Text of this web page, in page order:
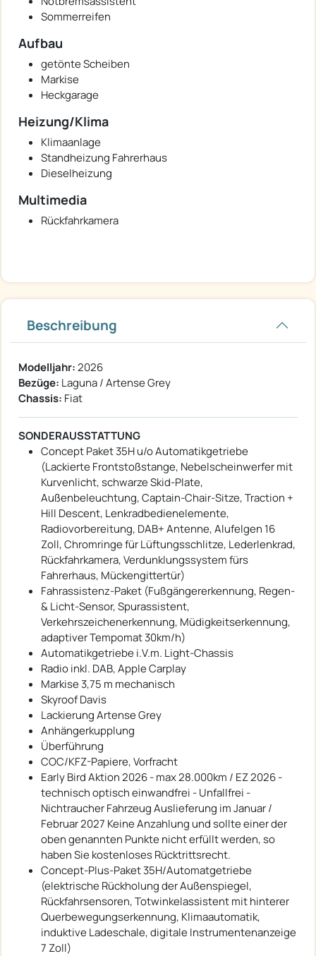
Sommerreifen
Aufbau
getönte Scheiben
Markise
Heckgarage
Heizung/Klima
Klimaanlage
Standheizung Fahrerhaus
Dieselheizung
Multimedia
Rückfahrkamera
Beschreibung
Modelljahr:2026
Bezüge: Laguna / Artense Grey
Chassis: Fiat
SONDERAUSSTATTUNG
Concept Paket 35H u/o Automatikgetriebe
(Lackierte Frontstoßstange, Nebelscheinwerfer mit
Kurvenlicht, schwarze Skid-Plate,
Außenbeleuchtung, Captain-Chair-Sitze, Traction +
Hill Descent, Lenkradbedienelemente,
Radiovorbereitung, DAB+ Antenne, Alufelgen 16
Zoll, Chromringe für Lüftungsschlitze, Lederlenkrad,
Rückfahrkamera, Verdunklungssystem fürs
Fahrerhaus, Mückengittertür)
Fahrassistenz-Paket (Fußgängererkennung, Regen-
& Licht-Sensor, Spurassistent,
Verkehrszeichenerkennung, Müdigkeitserkennung,
adaptiver Tempomat 30km/h)
Automatikgetriebe i.V.m. Light-Chassis
Radio inkl. DAB, Apple Carplay
Markise 3,75 m mechanisch
Skyroof Davis
Lackierung Artense Grey
Anhängerkupplung
Überführung
COC/KFZ-Papiere, Vorfracht
Early Bird Aktion 2026 - max 28.000km / EZ 2026 -
technisch optisch einwandfrei - Unfallfrei -
Nichtraucher Fahrzeug Auslieferung im Januar /
Februar 2027 Keine Anzahlung und sollte einer der
oben genannten Punkte nicht erfüllt werden, so
haben Sie kostenloses Rücktrittsrecht.
Concept-Plus-Paket 35H/Automatgetriebe
(elektrische Rückholung der Außenspiegel,
Rückfahrsensoren, Totwinkelassistent mit hinterer
Querbewegungserkennung, Klimaautomatik,
induktive Ladeschale, digitale Instrumentenanzeige
7 Zoll)